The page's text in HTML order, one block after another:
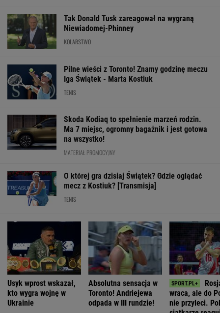
Tak Donald Tusk zareagował na wygraną
Niewiadomej-Phinney
KOLARSTWO
Pilne wieści z Toronto! Znamy godzinę meczu
Iga Świątek - Marta Kostiuk
TENIS
Skoda Kodiaq to spełnienie marzeń rodzin.
Ma 7 miejsc, ogromny bagażnik i jest gotowa
na wszystko!
MATERIAŁ PROMOCYJNY
O której gra dzisiaj Świątek? Gdzie oglądać
mecz z Kostiuk? [Transmisja]
TENIS
Usyk wprost wskazał,
kto wygra wojnę w
Ukrainie
Absolutna sensacja w
Toronto! Andriejewa
odpada w III rundzie!
wraca, ale do
nie przyleci.